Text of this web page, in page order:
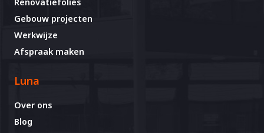
Gebouw projecten
Werkwijze
Afspraak maken
Luna
Over ons
Blog